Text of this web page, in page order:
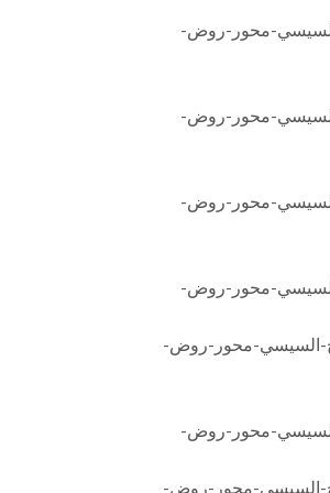
السيسي-محور-روض-
السيسي-محور-روض-
السيسي-محور-روض-
السيسي-محور-روض-
السيسي-محور-روض-